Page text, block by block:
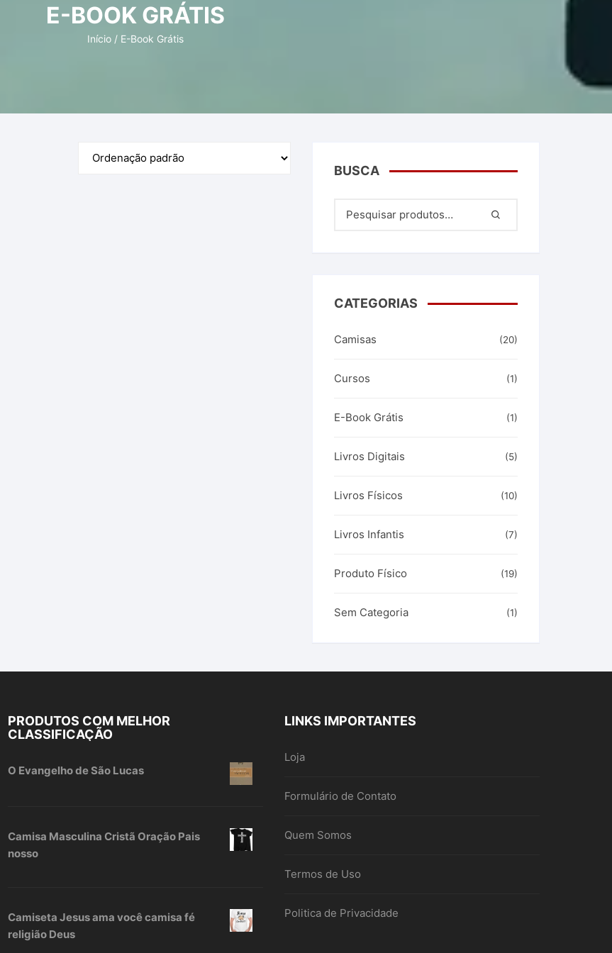
Diversos
Produtos Físicos
E-BOOK GRÁTIS
Início / E-Book Grátis
BUSCA
CATEGORIAS
Camisas (20)
Cursos (1)
E-Book Grátis (1)
Livros Digitais (5)
Livros Físicos (10)
Livros Infantis (7)
Produto Físico (19)
Sem Categoria (1)
PRODUTOS COM MELHOR
CLASSIFICAÇÃO
O Evangelho de São Lucas
Camisa Masculina Cristã Oração Pais
nosso
Camiseta Jesus ama você camisa fé
religião Deus
LINKS IMPORTANTES
Loja
Formulário de Contato
Quem Somos
Termos de Uso
Politica de Privacidade